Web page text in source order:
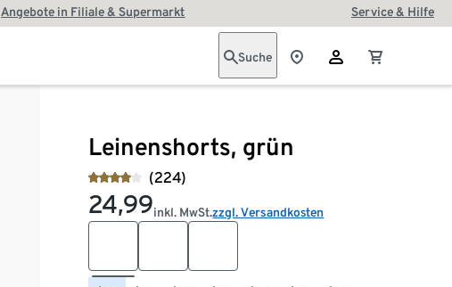
Angebote in Filiale & Supermarkt Service & Hilfe
Suche
Leinenshorts, grün
(224)
24,99inkl. MwSt.zzgl. Versandkosten